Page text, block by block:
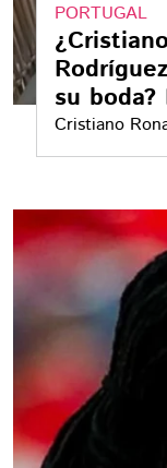
PORTUGAL
su
Cristiano
vuelven a
reportes